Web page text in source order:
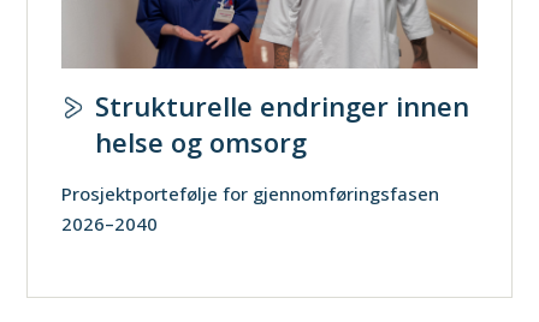
Strukturelle endringer innen
helse og omsorg
Prosjektportefølje for gjennomføringsfasen
2026–2040